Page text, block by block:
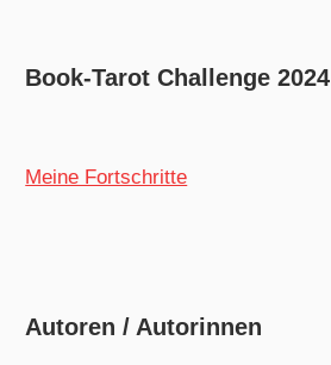
Book-Tarot Challenge 2024
Meine Fortschritte
Autoren / Autorinnen